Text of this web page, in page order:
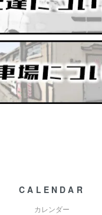
CALENDAR
カレンダー